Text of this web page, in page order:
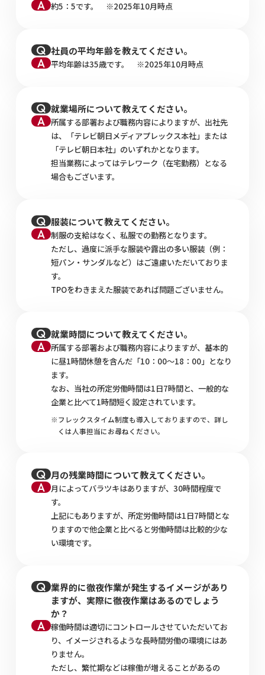
約5：5です。 ※2025年10月時点
社員の平均年齢を教えてください。
平均年齢は35歳です。 ※2025年10月時点
就業場所について教えてください。
所属する部署および職務内容によりますが、出社先
は、「テレビ朝日メディアプレックス本社」または
「テレビ朝日本社」のいずれかとなります。
担当業務によってはテレワーク（在宅勤務）となる
場合もございます。
服装について教えてください。
制服の支給はなく、私服での勤務となります。
ただし、過度に派手な服装や露出の多い服装（例：
短パン・サンダルなど）はご遠慮いただいておりま
す。
TPOをわきまえた服装であれば問題ございません。
就業時間について教えてください。
所属する部署および職務内容によりますが、基本的
に昼1時間休憩を含んだ「10：00〜18：00」となり
ます。
なお、当社の所定労働時間は1日7時間と、一般的な
企業と比べて1時間短く設定されています。
フレックスタイム制度も導入しておりますので、詳し
くは人事担当にお尋ねください。
月の残業時間について教えてください。
月によってバラツキはありますが、30時間程度で
す。
上記にもありますが、所定労働時間は1日7時間とな
りますので他企業と比べると労働時間は比較的少な
い環境です。
業界的に徹夜作業が発生するイメージがあり
ますが、実際に徹夜作業はあるのでしょう
か？
稼働時間は適切にコントロールさせていただいてお
り、イメージされるような長時間労働の環境にはあ
りません。
ただし、繁忙期などは稼働が増えることがあるの